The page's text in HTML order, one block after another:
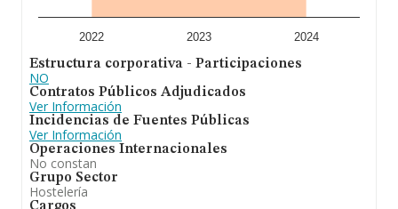
ranking de su sector, es decir Establecimientos de
bebidas, ha experimentado una subida. Se ha
empresas presentes en el territorio) frente al 2023.
2022 2023 2024
Estructura corporativa - Participaciones
NO
Contratos Públicos Adjudicados
Ver Información
Incidencias de Fuentes Públicas
Ver Información
Operaciones Internacionales
No constan
Grupo Sector
Hostelería